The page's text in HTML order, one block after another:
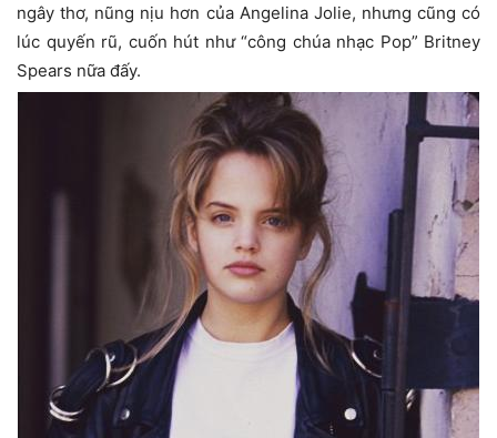
ngây thơ, nũng nịu hơn của Angelina Jolie, nhưng cũng có
lúc quyến rũ, cuốn hút như “công chúa nhạc Pop” Britney
Spears nữa đấy.